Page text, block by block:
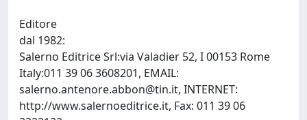
Editore
dal 1982:
Salerno Editrice Srl:via Valadier 52, I 00153 Rome
Italy:011 39 06 3608201, EMAIL:
salerno.antenore.abbon@tin.it, INTERNET:
http://www.salernoeditrice.it, Fax: 011 39 06